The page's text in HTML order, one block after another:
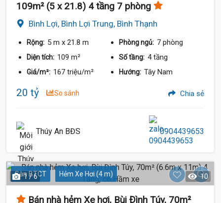
109m² (5 x 21.8) 4 tầng 7 phòng
Bình Lợi, Bình Lợi Trung, Bình Thạnh
Rộng: 5 m x 21.8 m Phòng ngủ: 7 phòng
Diện tích: 109 m² Số tầng: 4 tầng
Giá/m²: 167 triệu/m² Hướng: Tây Nam
20 tỷ So sánh Chia sẻ
Thúy An BĐS 0904439653
Sàn BTCT Hẻm Xe Hơi (4 m)
1 / 6 10
Bán nhà hẻm Xe hơi, Bùi Đình Túy, 70m²